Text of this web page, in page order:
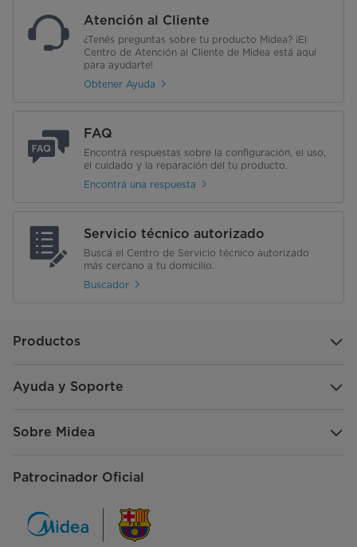
Atención al Cliente
¿Tenés preguntas sobre tu producto Midea? ¡El
Centro de Atención al Cliente de Midea está aquí
para ayudarte!
Obtener Ayuda
FAQ
Encontrá respuestas sobre la configuración, el uso,
el cuidado y la reparación del tu producto.
Encontrá una respuesta
Servicio técnico autorizado
Buscá el Centro de Servicio técnico autorizado
más cercano a tu domicilio.
Buscador
Productos
Ayuda y Soporte
Sobre Midea
Patrocinador Oficial